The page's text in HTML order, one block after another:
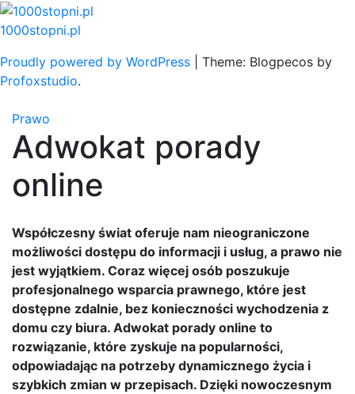
Skip
to
1000stopni.pl
Proudly powered by WordPress
Theme: Blogpecos by
Profoxstudio.
Prawo
Adwokat porady
online
Współczesny świat oferuje nam nieograniczone
możliwości dostępu do informacji i usług, a prawo nie
jest wyjątkiem. Coraz więcej osób poszukuje
profesjonalnego wsparcia prawnego, które jest
dostępne zdalnie, bez konieczności wychodzenia z
domu czy biura. Adwokat porady online to
rozwiązanie, które zyskuje na popularności,
odpowiadając na potrzeby dynamicznego życia i
szybkich zmian w przepisach. Dzięki nowoczesnym